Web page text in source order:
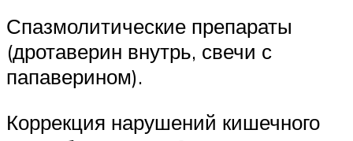
Спазмолитические препараты
(дротаверин внутрь, свечи с
папаверином).
Коррекция нарушений кишечного